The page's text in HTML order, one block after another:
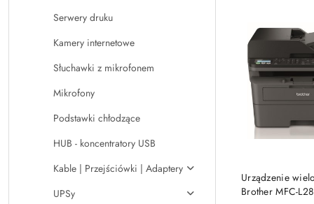
Serwery druku
Kamery internetowe
Słuchawki z mikrofonem
Mikrofony
Podstawki chłodzące
HUB - koncentratory USB
Kable | Przejściówki | Adaptery
UPSy
Urządzenie
Brother MFC-
DO